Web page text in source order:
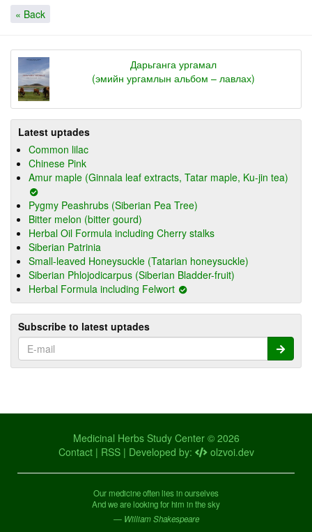
« Back
Дарьганга ургамал
(эмийн ургамлын альбом – лавлах)
Latest uptades
Common lilac
Chinese Pink
Amur maple (Ginnala leaf extracts, Tatar maple, Ku-jin tea)
Pygmy Peashrubs (Siberian Pea Tree)
Bitter melon (bitter gourd)
Herbal Oil Formula including Cherry stalks
Siberian Patrinia
Small-leaved Honeysuckle (Tatarian honeysuckle)
Siberian Phlojodicarpus (Siberian Bladder-fruit)
Herbal Formula including Felwort
Subscribe to latest uptades
Medicinal Herbs Study Center © 2026
Contact| RSS| Developed by: olzvoi.dev
Our medicine often lies in ourselves
And we are looking for him in the sky
— William Shakespeare